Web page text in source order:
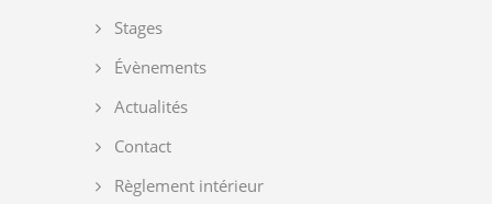
Stages
Évènements
Actualités
Contact
Règlement intérieur